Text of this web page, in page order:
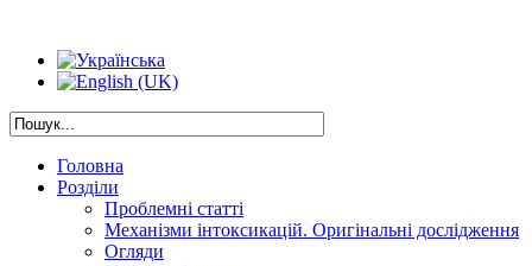
Головна
Розділи
Проблемні статті
Механізми інтоксикацій. Оригінальні дослідження
Огляди